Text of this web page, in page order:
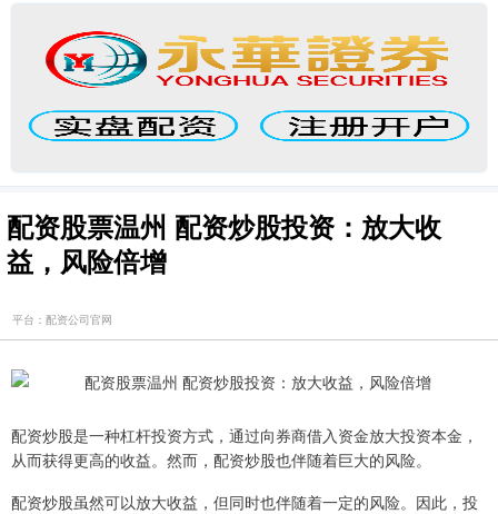
配资股票温州 配资炒股投资：放大收
益，风险倍增
平台：配资公司官网
配资炒股是一种杠杆投资方式，通过向券商借入资金放大投资本金，
从而获得更高的收益。然而，配资炒股也伴随着巨大的风险。
配资炒股虽然可以放大收益，但同时也伴随着一定的风险。因此，投